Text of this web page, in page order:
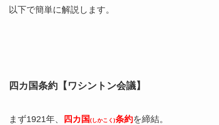
以下で簡単に解説します。
四カ国条約【ワシントン会議】
まず1921年、 四カ国 (しかこく)条約を締結。